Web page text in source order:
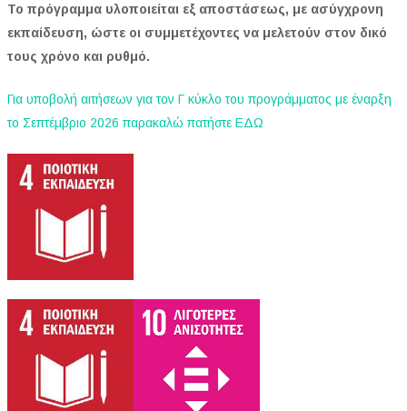
Το πρόγραμμα υλοποιείται εξ αποστάσεως, με ασύγχρονη
εκπαίδευση, ώστε οι συμμετέχοντες να μελετούν στον δικό
τους χρόνο και ρυθμό.
Για υποβολή αιτήσεων για τον Γ κύκλο του προγράμματος με έναρξη
το Σεπτέμβριο 2026 παρακαλώ πατήστε ΕΔΩ